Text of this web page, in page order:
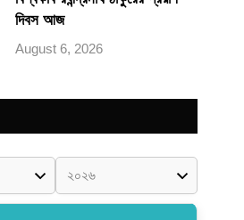
দিবস আজ
August 6, 2026